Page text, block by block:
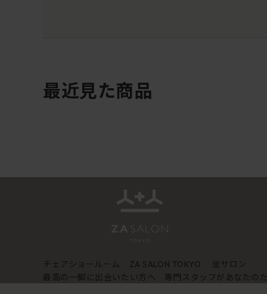
最近見た商品
チェアショールーム ZA SALON TOKYO
坐サロン
最高の一脚に出会いたい方へ 専門スタッフがあなたの